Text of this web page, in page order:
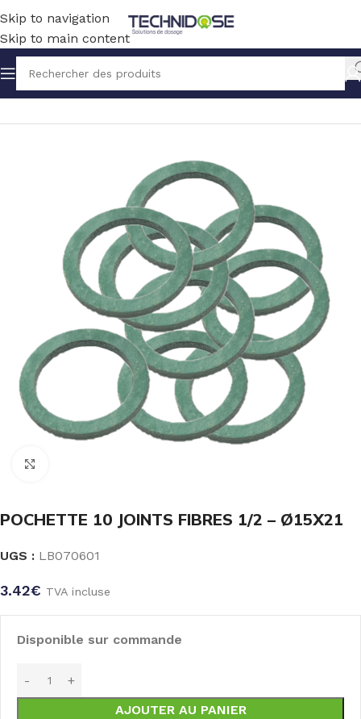
Skip to navigation
Skip to main content
Accueil HYGIENE ACCESSOIRES HYGIENE
POCHETTE 10 JOINTS FIBRES 1/2 – Ø15X21
UGS : LB070601
3.42€ TVA incluse
Disponible sur commande
AJOUTER AU PANIER